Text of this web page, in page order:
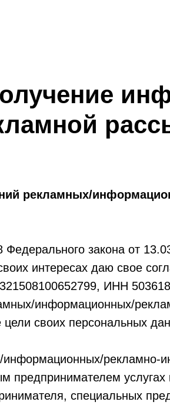
рекламных/
Федерального закона от
интересах даю свое
ИНН
информационных/
цели своих персональных
информационных/
предпринимателем
специальных